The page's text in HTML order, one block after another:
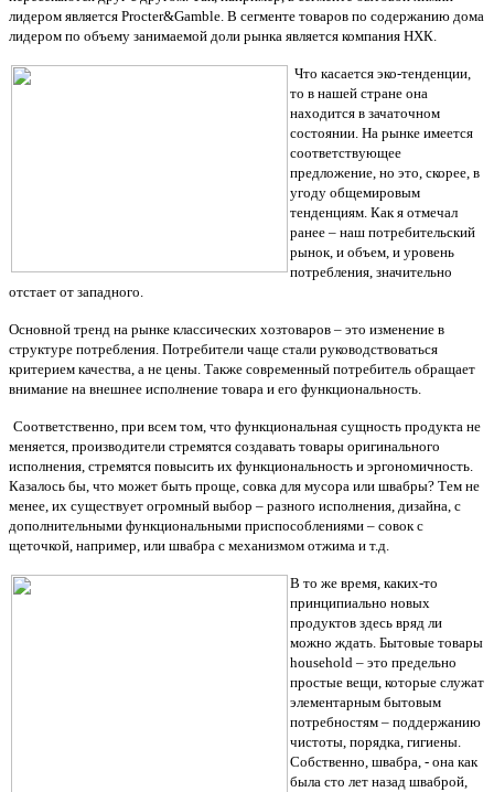
лидером является Procter&Gamble. В сегменте товаров по содержанию дома
лидером по объему занимаемой доли рынка является компания НХК.
Что касается эко-тенденции,
то в нашей стране она
находится в зачаточном
состоянии. На рынке имеется
соответствующее
предложение, но это, скорее, в
угоду общемировым
тенденциям. Как я отмечал
ранее – наш потребительский
рынок, и объем, и уровень
потребления, значительно
отстает от западного.
Основной тренд на рынке классических хозтоваров – это изменение в
структуре потребления. Потребители чаще стали руководствоваться
критерием качества, а не цены. Также современный потребитель обращает
внимание на внешнее исполнение товара и его функциональность.
Соответственно, при всем том, что функциональная сущность продукта не
меняется, производители стремятся создавать товары оригинального
исполнения, стремятся повысить их функциональность и эргономичность.
Казалось бы, что может быть проще, совка для мусора или швабры? Тем не
менее, их существует огромный выбор – разного исполнения, дизайна, с
дополнительными функциональными приспособлениями – совок с
щеточкой, например, или швабра с механизмом отжима и т.д.
В то же время, каких-то
принципиально новых
продуктов здесь вряд ли
можно ждать. Бытовые товары
household – это предельно
простые вещи, которые служат
элементарным бытовым
потребностям – поддержанию
чистоты, порядка, гигиены.
Собственно, швабра, - она как
была сто лет назад шваброй,